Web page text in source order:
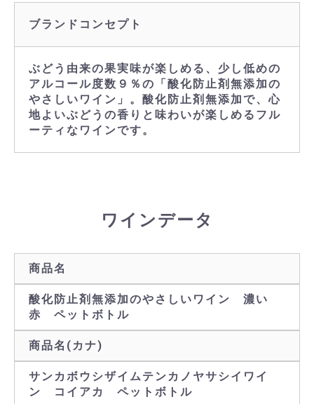
ブランドコンセプト
ぶどう由来の果実味が楽しめる、少し低めの
アルコール度数９％の「酸化防止剤無添加の
やさしいワイン」。酸化防止剤無添加で、心
地よいぶどうの香りと味わいが楽しめるフル
ーティなワインです。
ワインデータ
商品名
酸化防止剤無添加のやさしいワイン 濃い
赤 ペットボトル
商品名(カナ)
サンカボウシザイムテンカノヤサシイワイ
ン コイアカ ペットボトル